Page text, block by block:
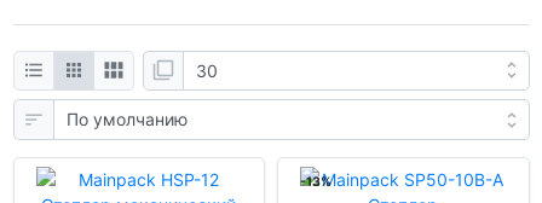
-13%